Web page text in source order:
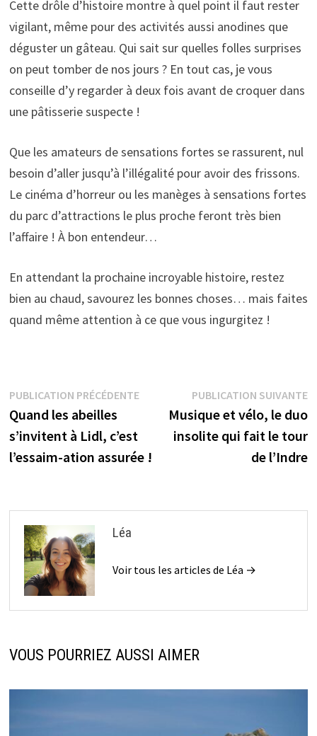
Cette drôle d’histoire montre à quel point il faut rester
vigilant, même pour des activités aussi anodines que
déguster un gâteau. Qui sait sur quelles folles surprises
on peut tomber de nos jours ? En tout cas, je vous
conseille d’y regarder à deux fois avant de croquer dans
une pâtisserie suspecte !
Que les amateurs de sensations fortes se rassurent, nul
besoin d’aller jusqu’à l’illégalité pour avoir des frissons.
Le cinéma d’horreur ou les manèges à sensations fortes
du parc d’attractions le plus proche feront très bien
l’affaire ! À bon entendeur…
En attendant la prochaine incroyable histoire, restez
bien au chaud, savourez les bonnes choses… mais faites
quand même attention à ce que vous ingurgitez !
Navigation
de
l’article
PUBLICATION PRÉCÉDENTEPublication
précédente :
Quand les abeilles
s’invitent à Lidl, c’est
l’essaim-ation assurée !
PUBLICATION SUIVANTE
Musique et vélo, le duo
insolite qui fait le tour
de l’Indre
Léa
Voir tous les articles de Léa →
VOUS POURRIEZ AUSSI AIMER